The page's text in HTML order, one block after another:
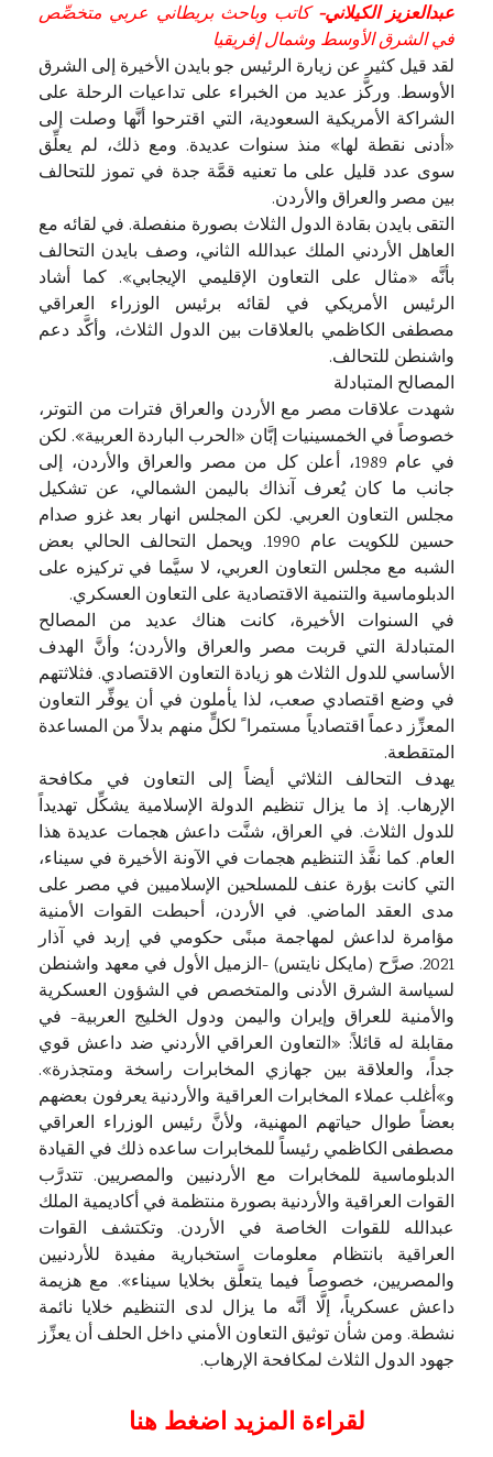
عبدالعزيز الكيلاني- كاتب وباحث بريطاني عربي متخصِّص
في الشرق الأوسط وشمال إفريقيا
لقد قيل كثير عن زيارة الرئيس جو بايدن الأخيرة إلى الشرق
الأوسط. وركَّز عديد من الخبراء على تداعيات الرحلة على
الشراكة الأمريكية السعودية، التي اقترحوا أنَّها وصلت إلى
«أدنى نقطة لها» منذ سنوات عديدة. ومع ذلك، لم يعلِّق
سوى عدد قليل على ما تعنيه قمَّة جدة في تموز للتحالف
بين مصر والعراق والأردن.
التقى بايدن بقادة الدول الثلاث بصورة منفصلة. في لقائه مع
العاهل الأردني الملك عبدالله الثاني، وصف بايدن التحالف
بأنَّه «مثال على التعاون الإقليمي الإيجابي». كما أشاد
الرئيس الأمريكي في لقائه برئيس الوزراء العراقي
مصطفى الكاظمي بالعلاقات بين الدول الثلاث، وأكَّد دعم
واشنطن للتحالف.
المصالح المتبادلة
شهدت علاقات مصر مع الأردن والعراق فترات من التوتر،
خصوصاً في الخمسينيات إبَّان «الحرب الباردة العربية». لكن
في عام 1989، أعلن كل من مصر والعراق والأردن، إلى
جانب ما كان يُعرف آنذاك باليمن الشمالي، عن تشكيل
مجلس التعاون العربي. لكن المجلس انهار بعد غزو صدام
حسين للكويت عام 1990. ويحمل التحالف الحالي بعض
الشبه مع مجلس التعاون العربي، لا سيَّما في تركيزه على
الدبلوماسية والتنمية الاقتصادية على التعاون العسكري.
في السنوات الأخيرة، كانت هناك عديد من المصالح
المتبادلة التي قربت مصر والعراق والأردن؛ وأنَّ الهدف
الأساسي للدول الثلاث هو زيادة التعاون الاقتصادي. فثلاثتهم
في وضع اقتصادي صعب، لذا يأملون في أن يوفِّر التعاون
المعزِّز دعماً اقتصادياً مستمرا ً لكلٍّ منهم بدلاً من المساعدة
المتقطعة.
يهدف التحالف الثلاثي أيضاً إلى التعاون في مكافحة
الإرهاب. إذ ما يزال تنظيم الدولة الإسلامية يشكِّل تهديداً
للدول الثلاث. في العراق، شنَّت داعش هجمات عديدة هذا
العام. كما نفَّذ التنظيم هجمات في الآونة الأخيرة في سيناء،
التي كانت بؤرة عنف للمسلحين الإسلاميين في مصر على
مدى العقد الماضي. في الأردن، أحبطت القوات الأمنية
مؤامرة لداعش لمهاجمة مبنًى حكومي في إربد في آذار
2021. صرَّح (مايكل نايتس) -الزميل الأول في معهد واشنطن
لسياسة الشرق الأدنى والمتخصص في الشؤون العسكرية
والأمنية للعراق وإيران واليمن ودول الخليج العربية- في
مقابلة له قائلاً: «التعاون العراقي الأردني ضد داعش قوي
جداً، والعلاقة بين جهازي المخابرات راسخة ومتجذرة».
و»أغلب عملاء المخابرات العراقية والأردنية يعرفون بعضهم
بعضاً طوال حياتهم المهنية، ولأنَّ رئيس الوزراء العراقي
مصطفى الكاظمي رئيساً للمخابرات ساعده ذلك في القيادة
الدبلوماسية للمخابرات مع الأردنيين والمصريين. تتدرَّب
القوات العراقية والأردنية بصورة منتظمة في أكاديمية الملك
عبدالله للقوات الخاصة في الأردن. وتكتشف القوات
العراقية بانتظام معلومات استخبارية مفيدة للأردنيين
والمصريين، خصوصاً فيما يتعلَّق بخلايا سيناء». مع هزيمة
داعش عسكرياً، إلَّا أنَّه ما يزال لدى التنظيم خلايا نائمة
نشطة. ومن شأن توثيق التعاون الأمني داخل الحلف أن يعزِّز
جهود الدول الثلاث لمكافحة الإرهاب.
لقراءة المزيد اضغط هنا